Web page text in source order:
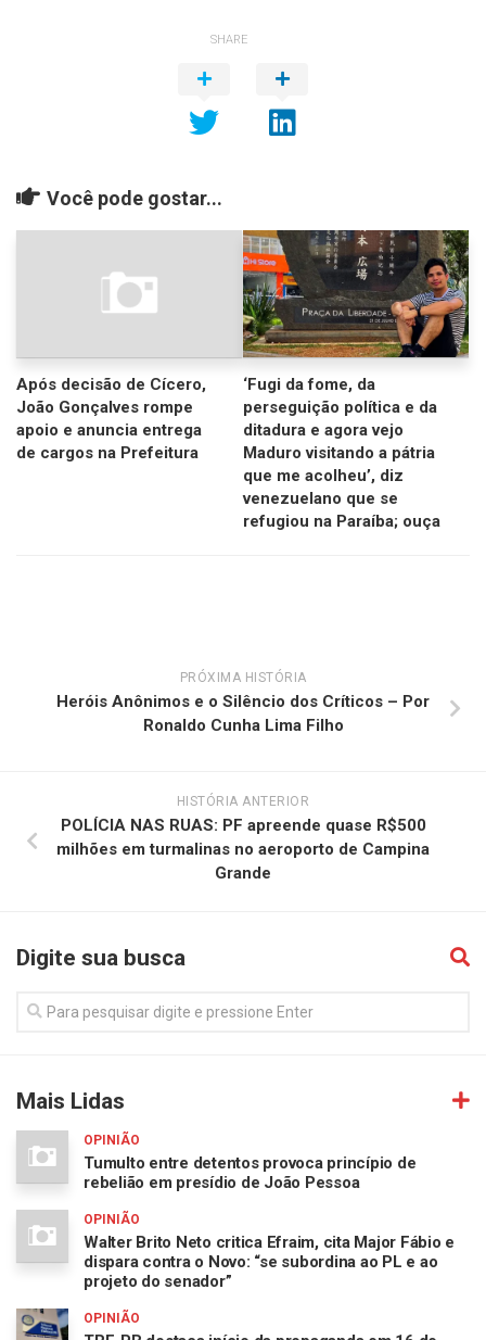
SHARE
Você pode gostar...
Após decisão de Cícero,
João Gonçalves rompe
apoio e anuncia entrega
de cargos na Prefeitura
‘Fugi da fome, da
perseguição política e da
ditadura e agora vejo
Maduro visitando a pátria
que me acolheu’, diz
venezuelano que se
refugiou na Paraíba; ouça
PRÓXIMA HISTÓRIA
Heróis Anônimos e o Silêncio dos Críticos – Por
Ronaldo Cunha Lima Filho
HISTÓRIA ANTERIOR
POLÍCIA NAS RUAS: PF apreende quase R$500
milhões em turmalinas no aeroporto de Campina
Grande
Digite sua busca
Mais Lidas
OPINIÃO
Tumulto entre detentos provoca princípio de
rebelião em presídio de João Pessoa
OPINIÃO
Walter Brito Neto critica Efraim, cita Major Fábio e
dispara contra o Novo: “se subordina ao PL e ao
projeto do senador”
OPINIÃO